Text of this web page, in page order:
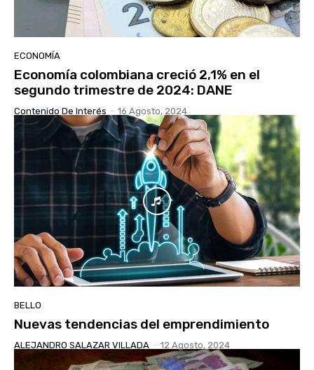
ECONOMÍA
Economía colombiana creció 2,1% en el
segundo trimestre de 2024: DANE
Contenido De Interés - 16 Agosto, 2024
BELLO
Nuevas tendencias del emprendimiento
ALEJANDRO SALAZAR VILLADA - 12 Agosto, 2024